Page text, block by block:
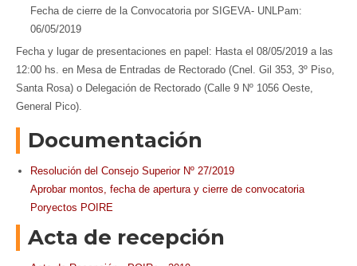
Fecha de cierre de la Convocatoria por SIGEVA- UNLPam:
06/05/2019
Fecha y lugar de presentaciones en papel: Hasta el 08/05/2019 a las
12:00 hs. en Mesa de Entradas de Rectorado (Cnel. Gil 353, 3º Piso,
Santa Rosa) o Delegación de Rectorado (Calle 9 Nº 1056 Oeste,
General Pico).
Documentación
Resolución del Consejo Superior Nº 27/2019
Aprobar montos, fecha de apertura y cierre de convocatoria
Poryectos POIRE
Acta de recepción